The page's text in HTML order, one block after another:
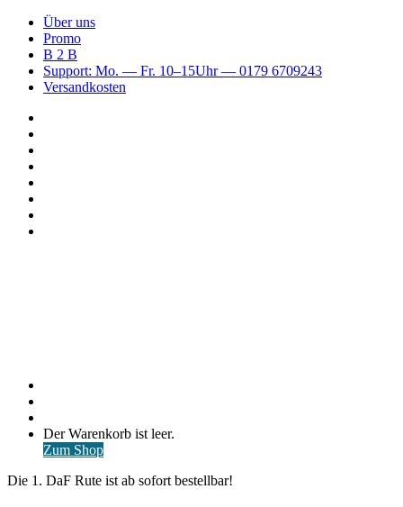
Über uns
Promo
B 2 B
Support: Mo. — Fr. 10–15Uhr — 0179 6709243
Versandkosten
Warenkorb
ansehen
Der Warenkorb ist leer.
Zum Shop
Die 1. DaF Rute ist ab sofort bestellbar!